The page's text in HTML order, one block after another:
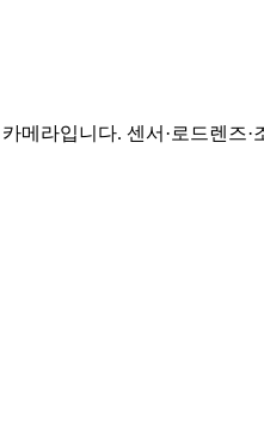
메라입니다. 센서·로드렌즈·